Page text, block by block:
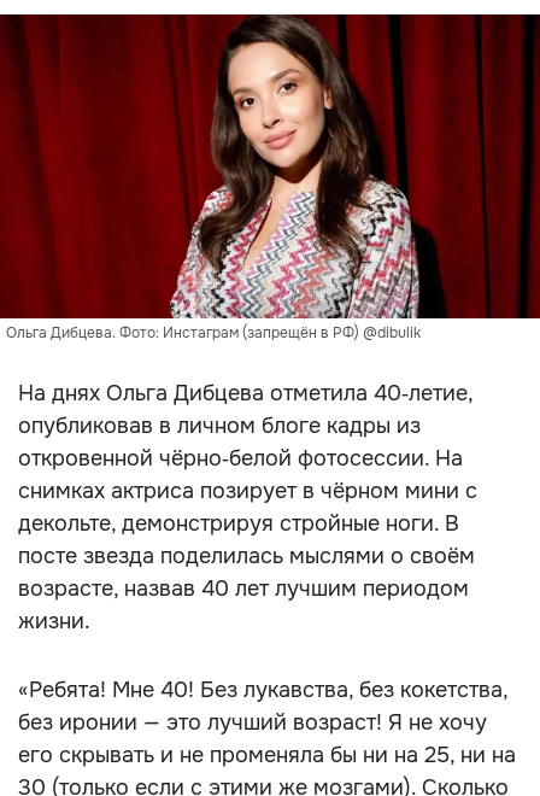
Ольга Дибцева. Фото: Инстаграм (запрещён в РФ) @dibulik
На днях Ольга Дибцева отметила 40‑летие,
опубликовав в личном блоге кадры из
откровенной чёрно‑белой фотосессии. На
снимках актриса позирует в чёрном мини с
декольте, демонстрируя стройные ноги. В
посте звезда поделилась мыслями о своём
возрасте, назвав 40 лет лучшим периодом
жизни.
«Ребята! Мне 40! Без лукавства, без кокетства,
без иронии — это лучший возраст! Я не хочу
его скрывать и не променяла бы ни на 25, ни на
30 (только если с этими же мозгами). Сколько